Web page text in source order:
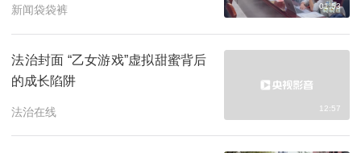
新闻袋袋裤 01:53
法治封面 “乙女游戏”虚拟甜蜜背后
的成长陷阱
法治在线 12:57